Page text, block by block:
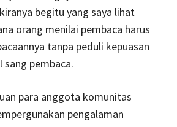
begitu yang saya lihat
orang menilai pembaca harus
tanpa peduli kepuasan
sang pembaca.
para anggota komunitas
pengalaman